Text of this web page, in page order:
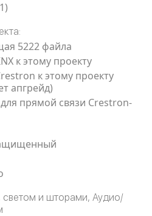
5222 файла
к этому проекту
к этому проекту
апгрейд)
прямой связи Crestron-
светом и шторами, Аудио/